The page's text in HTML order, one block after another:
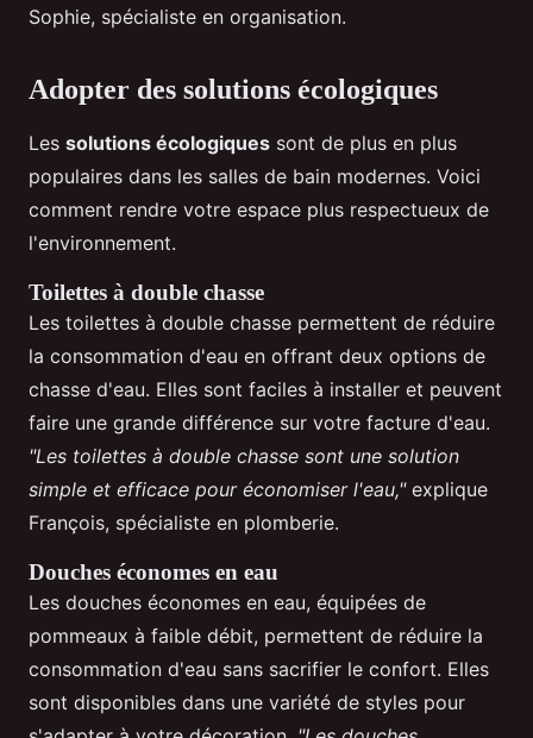
Sophie, spécialiste en organisation.
Adopter des solutions écologiques
Les solutions écologiques sont de plus en plus
populaires dans les salles de bain modernes. Voici
comment rendre votre espace plus respectueux de
l'environnement.
Toilettes à double chasse
Les toilettes à double chasse permettent de réduire
la consommation d'eau en offrant deux options de
chasse d'eau. Elles sont faciles à installer et peuvent
faire une grande différence sur votre facture d'eau.
"Les toilettes à double chasse sont une solution
simple et efficace pour économiser l'eau,"explique
François, spécialiste en plomberie.
Douches économes en eau
Les douches économes en eau, équipées de
pommeaux à faible débit, permettent de réduire la
consommation d'eau sans sacrifier le confort. Elles
sont disponibles dans une variété de styles pour